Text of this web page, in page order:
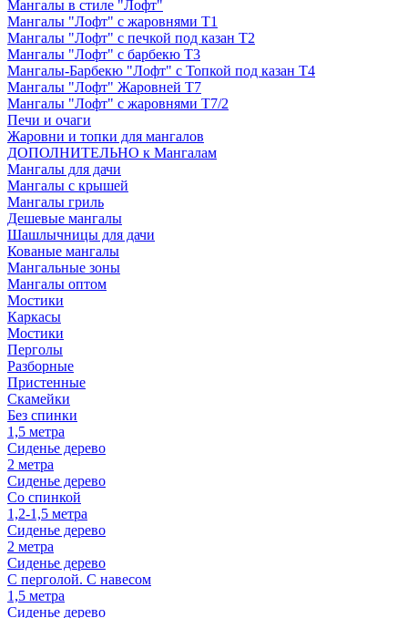
Мангалы в стиле "Лофт"
Мангалы "Лофт" с жаровнями Т1
Мангалы "Лофт" с печкой под казан Т2
Мангалы "Лофт" с барбекю Т3
Мангалы-Барбекю "Лофт" с Топкой под казан Т4
Мангалы "Лофт" Жаровней Т7
Мангалы "Лофт" с жаровнями Т7/2
Печи и очаги
Жаровни и топки для мангалов
ДОПОЛНИТЕЛЬНО к Мангалам
Мангалы для дачи
Мангалы с крышей
Мангалы гриль
Дешевые мангалы
Шашлычницы для дачи
Кованые мангалы
Мангальные зоны
Мангалы оптом
Мостики
Каркасы
Мостики
Перголы
Разборные
Пристенные
Скамейки
Без спинки
1,5 метра
Сиденье дерево
2 метра
Сиденье дерево
Со спинкой
1,2-1,5 метра
Сиденье дерево
2 метра
Сиденье дерево
С перголой. С навесом
1,5 метра
Сиденье дерево